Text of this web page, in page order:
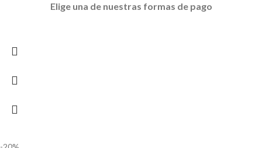
Elige una de nuestras formas de pago